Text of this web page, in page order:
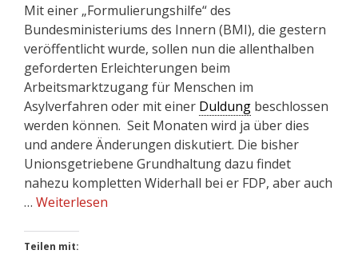
Mit einer „Formulierungshilfe“ des
Bundesministeriums des Innern (BMI), die gestern
veröffentlicht wurde, sollen nun die allenthalben
geforderten Erleichterungen beim
Arbeitsmarktzugang für Menschen im
Asylverfahren oder mit einer Duldung beschlossen
werden können. Seit Monaten wird ja über dies
und andere Änderungen diskutiert. Die bisher
Unionsgetriebene Grundhaltung dazu findet
nahezu kompletten Widerhall bei er FDP, aber auch
… Weiterlesen
Teilen mit: